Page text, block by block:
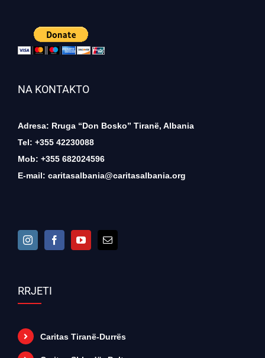
NA KONTAKTO
Adresa: Rruga “Don Bosko” Tiranë, Albania
Tel: +355 42230088
Mob: +355 682024596
E-mail: caritasalbania@caritasalbania.org
RRJETI
Caritas Tiranë-Durrës